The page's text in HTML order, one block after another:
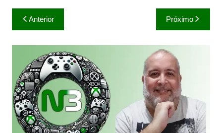
Navegação
de
Post
Anterior Próximo